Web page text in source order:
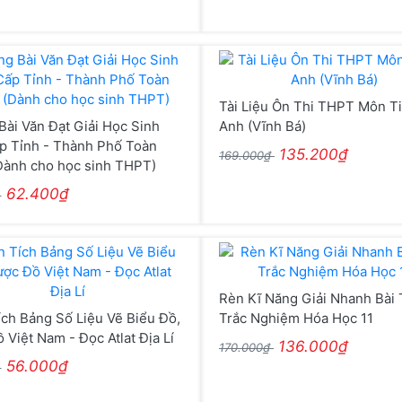
Văn Đạt Giải Học Sinh
Tỉnh - Thành Phố Toàn
cho học sinh THPT)
62.400₫
Tài Liệu Ôn Thi THPT Môn
Anh (Vĩnh Bá)
169.000₫ 135.200₫
Bảng Số Liệu Vẽ Biểu Đồ,
Việt Nam - Đọc Atlat Địa Lí
56.000₫
Rèn Kĩ Năng Giải Nhanh Bài
Trắc Nghiệm Hóa Học 11
170.000₫ 136.000₫